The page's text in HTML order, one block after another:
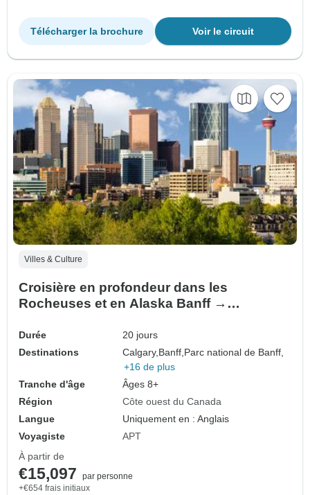
Voir le circuit
Télécharger la brochure
Villes & Culture
Croisière en profondeur dans les
Rocheuses et en Alaska Banff →
Durée
20 jours
Destinations
Calgary, Banff, Parc national de Banff,
+16 de plus
Tranche d'âge
Âges 8+
Région
Côte ouest du Canada
Langue
Uniquement en : Anglais
Voyagiste
APT
À partir de
€15,097
par personne
+€654 frais initiaux